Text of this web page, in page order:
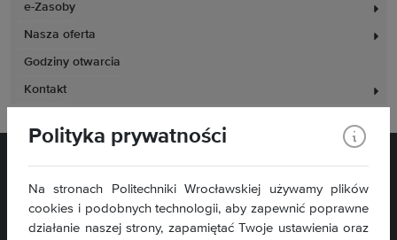
e-Zasoby
Nasza oferta
Godziny otwarcia
Kontakt
Polityka prywatności
Na stronach Politechniki Wrocławskiej używamy plików
cookies i podobnych technologii, aby zapewnić poprawne
działanie naszej strony, zapamiętać Twoje ustawienia oraz